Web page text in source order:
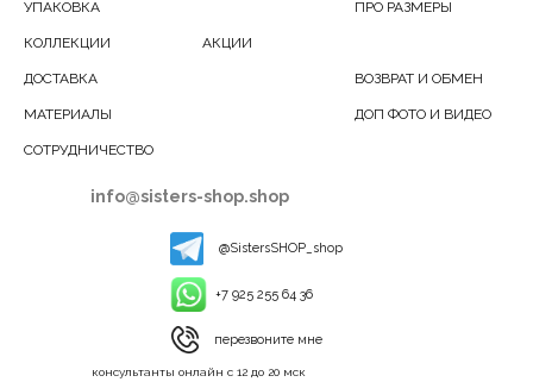
info@sisters-shop.shop
УПАКОВКА
ДОСТАВКА
КОЛЛЕКЦИИ
ПРО РАЗМЕРЫ
АКЦИИ
ВОЗВРАТ И ОБМЕН
ДОП ФОТО И ВИДЕО
консультанты онлайн с 12 до 20 мск
@SistersSHOP_shop
+7 925 255 64 36
перезвоните мне
МАТЕРИАЛЫ
СОТРУДНИЧЕСТВО